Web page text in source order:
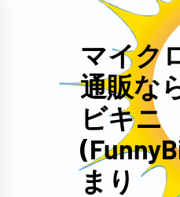
マイク
通販な
ビキニ
まり